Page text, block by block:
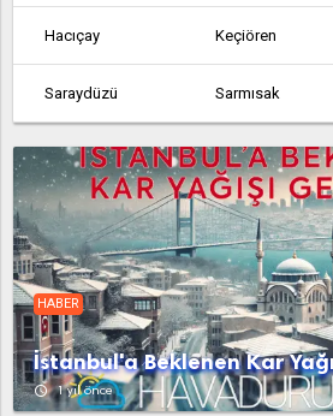
Hacıçay Keçiören
Saraydüzü Sarmısak
Tutuzlupınar Yaykın
HABER
İstanbul'a Beklenen Kar
access_time 1 yıl önce